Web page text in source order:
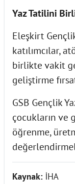
Yaz Tatilini
Eleşkirt
katılımcılar,
birlikte vakit
geliştirme
GSB Gençlik
çocukların ve
öğrenme,
Kaynak: İHA